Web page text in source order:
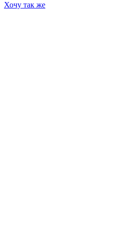
Хочу так же